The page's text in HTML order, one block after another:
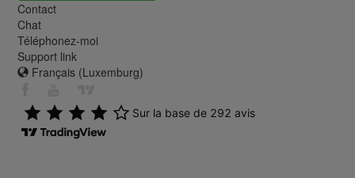
Contact
Chat
Téléphonez-moi
Support link
Français (Luxemburg)